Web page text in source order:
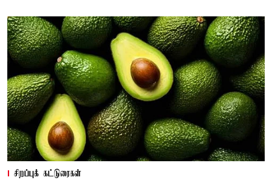
சிறப்புக் கட்டுரைகள்